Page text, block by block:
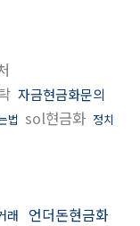
자금현금화문의
법 sol현금화 정치
래
언더돈현금화